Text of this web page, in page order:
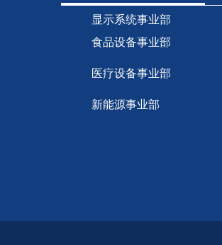
显示系统事业部
食品设备事业部
医疗设备事业部
新能源事业部